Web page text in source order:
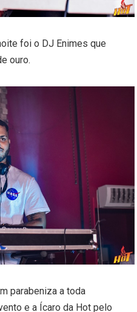
foi o DJ Enimes que
ouro.
parabeniza a toda
e a Ícaro da Hot pelo